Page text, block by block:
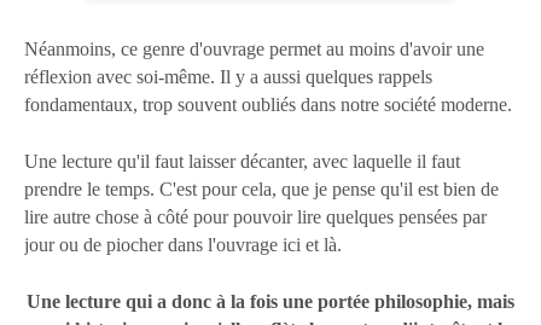
Néanmoins, ce genre d'ouvrage permet au moins d'avoir une
réflexion avec soi-même. Il y a aussi quelques rappels
fondamentaux, trop souvent oubliés dans notre société moderne.
Une lecture qu'il faut laisser décanter, avec laquelle il faut
prendre le temps. C'est pour cela, que je pense qu'il est bien de
lire autre chose à côté pour pouvoir lire quelques pensées par
jour ou de piocher dans l'ouvrage ici et là.
Une lecture qui a donc à la fois une portée philosophie, mais